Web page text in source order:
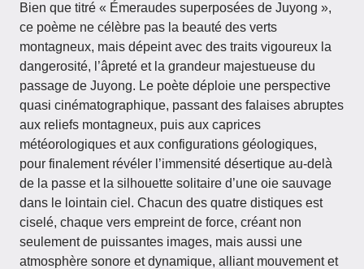
Bien que titré « Émeraudes superposées de Juyong »,
ce poème ne célèbre pas la beauté des verts
montagneux, mais dépeint avec des traits vigoureux la
dangerosité, l’âpreté et la grandeur majestueuse du
passage de Juyong. Le poète déploie une perspective
quasi cinématographique, passant des falaises abruptes
aux reliefs montagneux, puis aux caprices
météorologiques et aux configurations géologiques,
pour finalement révéler l’immensité désertique au-delà
de la passe et la silhouette solitaire d’une oie sauvage
dans le lointain ciel. Chacun des quatre distiques est
ciselé, chaque vers empreint de force, créant non
seulement de puissantes images, mais aussi une
atmosphère sonore et dynamique, alliant mouvement et